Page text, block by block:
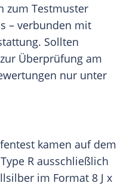
zum Testmuster
– verbunden mit
Sollten
Überprüfung am
nur unter
kamen auf dem
Type R ausschließlich
im Format 8 J x